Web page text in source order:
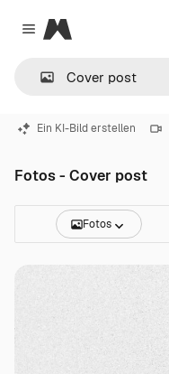
Close menu
Magnific
Ein KI-Bild erstellen
Fotos - Cover post
Fotos